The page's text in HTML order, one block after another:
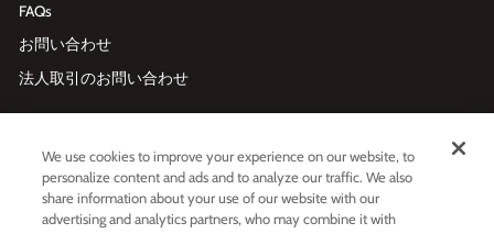
FAQs
お問い合わせ
法人取引のお問い合わせ
利用規約および プライバシーポリシーに同意する
We use cookies to improve your experience on our website, to
personalize content and ads and to analyze our traffic. We also
share information about your use of our website with our
advertising and analytics partners, who may combine it with